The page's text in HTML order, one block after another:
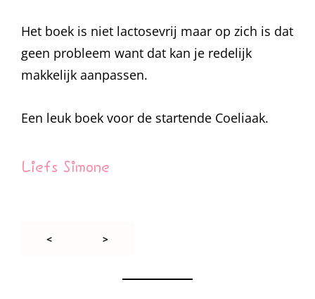
Het boek is niet lactosevrij maar op zich is dat
geen probleem want dat kan je redelijk
makkelijk aanpassen.
Een leuk boek voor de startende Coeliaak.
Liefs Simone
< >